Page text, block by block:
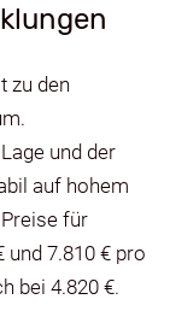
zu den
und der
auf hohem
für
7.810 € pro
bei 4.820 €.